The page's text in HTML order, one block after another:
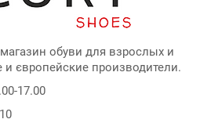
обуви для взрослых и
и європейские производители.
17.00